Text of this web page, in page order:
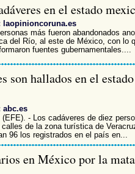
en el estado
laopinioncoruna.es
más fueron abandonados
del Río, al este de México, con lo
fuentes gubernamentales....
son hallados en el
abc.es
- Los cadáveres de diez
calles de la zona turística de
96 los registrados en el país en...
en México por la